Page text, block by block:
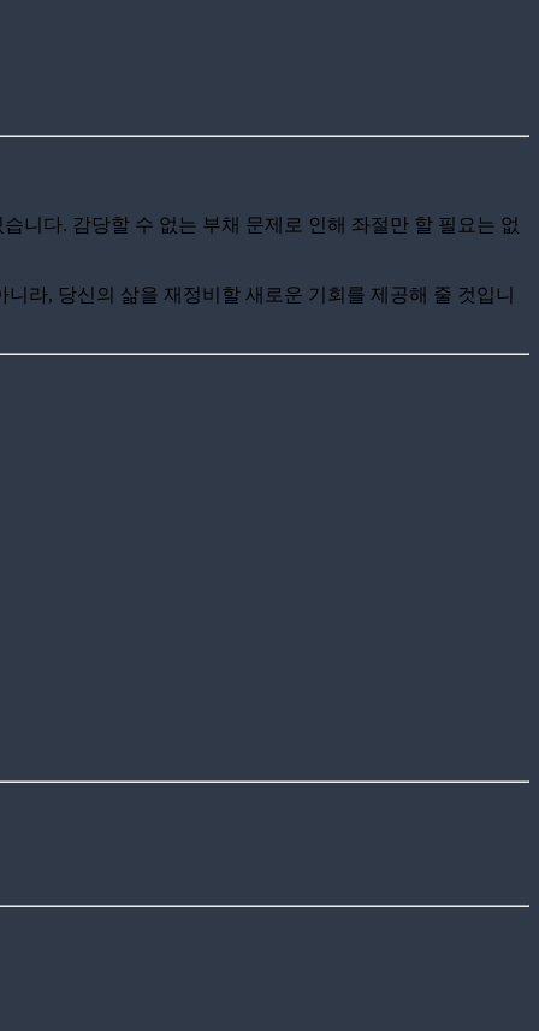
니다. 감당할 수 없는 부채 문제로 인해 좌절만 할 필요는 없
라, 당신의 삶을 재정비할 새로운 기회를 제공해 줄 것입니